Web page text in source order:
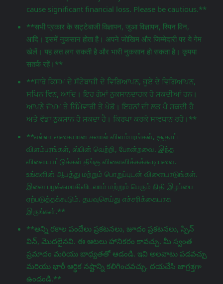
cause significant financial loss. Please be cautious.**
**सभी प्रकार के सट्टेबाजी विज्ञापन, जुआ विज्ञापन, स्पिन विन,
आदि। इसमें नुकसान होता है। अपने जोखिम और जिम्मेदारी पर ये गेम
खेलें। यह लत लग सकती है और भारी नुकसान हो सकता है। कृपया
सतर्क रहें।**
**ਸਾਰੇ ਕਿਸਮ ਦੇ ਸੱਟੇਬਾਜ਼ੀ ਦੇ ਵਿਗਿਆਪਨ, ਜੂਏ ਦੇ ਵਿਗਿਆਪਨ,
ਸਪਿਨ ਵਿਨ, ਆਦਿ। ਇਹ ਗੇਮਾਂ ਨੁਕਸਾਨਦਾਹਕ ਹੋ ਸਕਦੀਆਂ ਹਨ।
ਆਪਣੇ ਜੋਖਮ ਤੇ ਜ਼ਿੰਮੇਵਾਰੀ ਤੇ ਖੇਡੋ। ਇਹਨਾਂ ਦੀ ਲਤ ਪੈ ਸਕਦੀ ਹੈ
ਅਤੇ ਵੱਡਾ ਨੁਕਸਾਨ ਹੋ ਸਕਦਾ ਹੈ। ਕਿਰਪਾ ਕਰਕੇ ਸਾਵਧਾਨ ਰਹੋ।**
**எல்லா வகையான சவால் விளம்பரங்கள், சூதாட்ட
விளம்பரங்கள், ஸ்பின் வெற்றி, போன்றவை. இந்த
விளையாட்டுக்கள் தீங்கு விளைவிக்கக்கூடியவை.
உங்களின் ஆபத்து மற்றும் பொறுப்புடன் விளையாடுங்கள்.
இவை பழக்கமாகிவிடலாம் மற்றும் பெரும் நிதி இழப்பை
ஏற்படுத்தக்கூடும். தயவுசெய்து எச்சரிக்கையாக
இருங்கள்.**
**అన్ని రకాల పందేలు ప్రకటనలు, జూదం ప్రకటనలు, స్పిన్
విన్, మొదలైనవి. ఈ ఆటలు హానికరం కావచ్చు. మీ స్వంత
ప్రమాదం మరియు బాధ్యతతో ఆడండి. ఇవి అలవాటు పడవచ్చు
మరియు భారీ ఆర్థిక నష్టాన్ని కలిగించవచ్చు. దయచేసి జాగ్రತ್ತగా
ఉండండి.**